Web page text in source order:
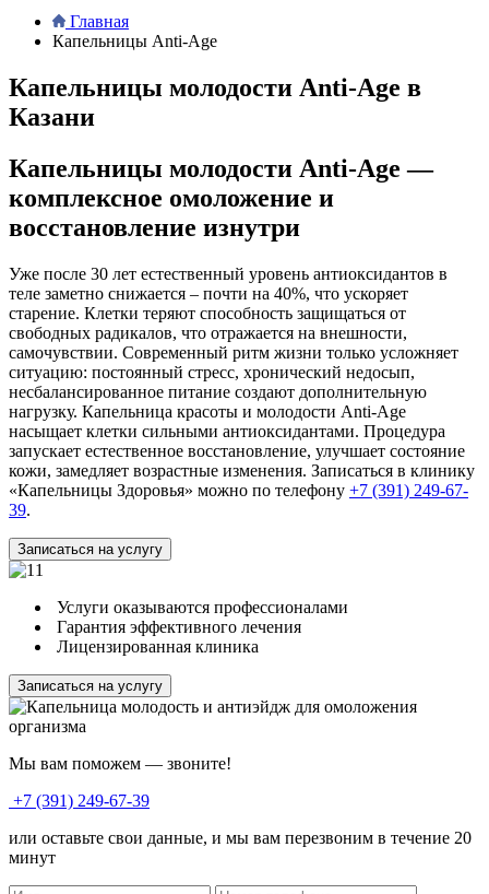
Главная
Капельницы Anti-Age
Капельницы молодости Anti-Age в
Казани
Капельницы молодости Anti-Age —
комплексное омоложение и
восстановление изнутри
Уже после 30 лет естественный уровень антиоксидантов в
теле заметно снижается – почти на 40%, что ускоряет
старение. Клетки теряют способность защищаться от
свободных радикалов, что отражается на внешности,
самочувствии. Современный ритм жизни только усложняет
ситуацию: постоянный стресс, хронический недосып,
несбалансированное питание создают дополнительную
нагрузку. Капельница красоты и молодости Anti-Age
насыщает клетки сильными антиоксидантами. Процедура
запускает естественное восстановление, улучшает состояние
кожи, замедляет возрастные изменения. Записаться в клинику
«Капельницы Здоровья» можно по телефону +7 (391) 249-67-
39.
Записаться на услугу
Услуги оказываются профессионалами
Гарантия эффективного лечения
Лицензированная клиника
Записаться на услугу
Мы вам поможем — звоните!
+7 (391) 249-67-39
или оставьте свои данные, и мы вам перезвоним в течение 20
минут